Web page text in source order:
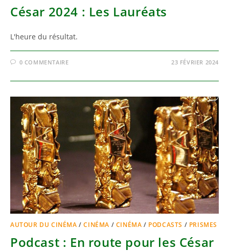
César 2024 : Les Lauréats
L'heure du résultat.
0 COMMENTAIRE 23 FÉVRIER 2024
AUTOUR DU CINÉMA /CINÉMA / CINÉMA / PODCASTS / PRISMES
Podcast : En route pour les César